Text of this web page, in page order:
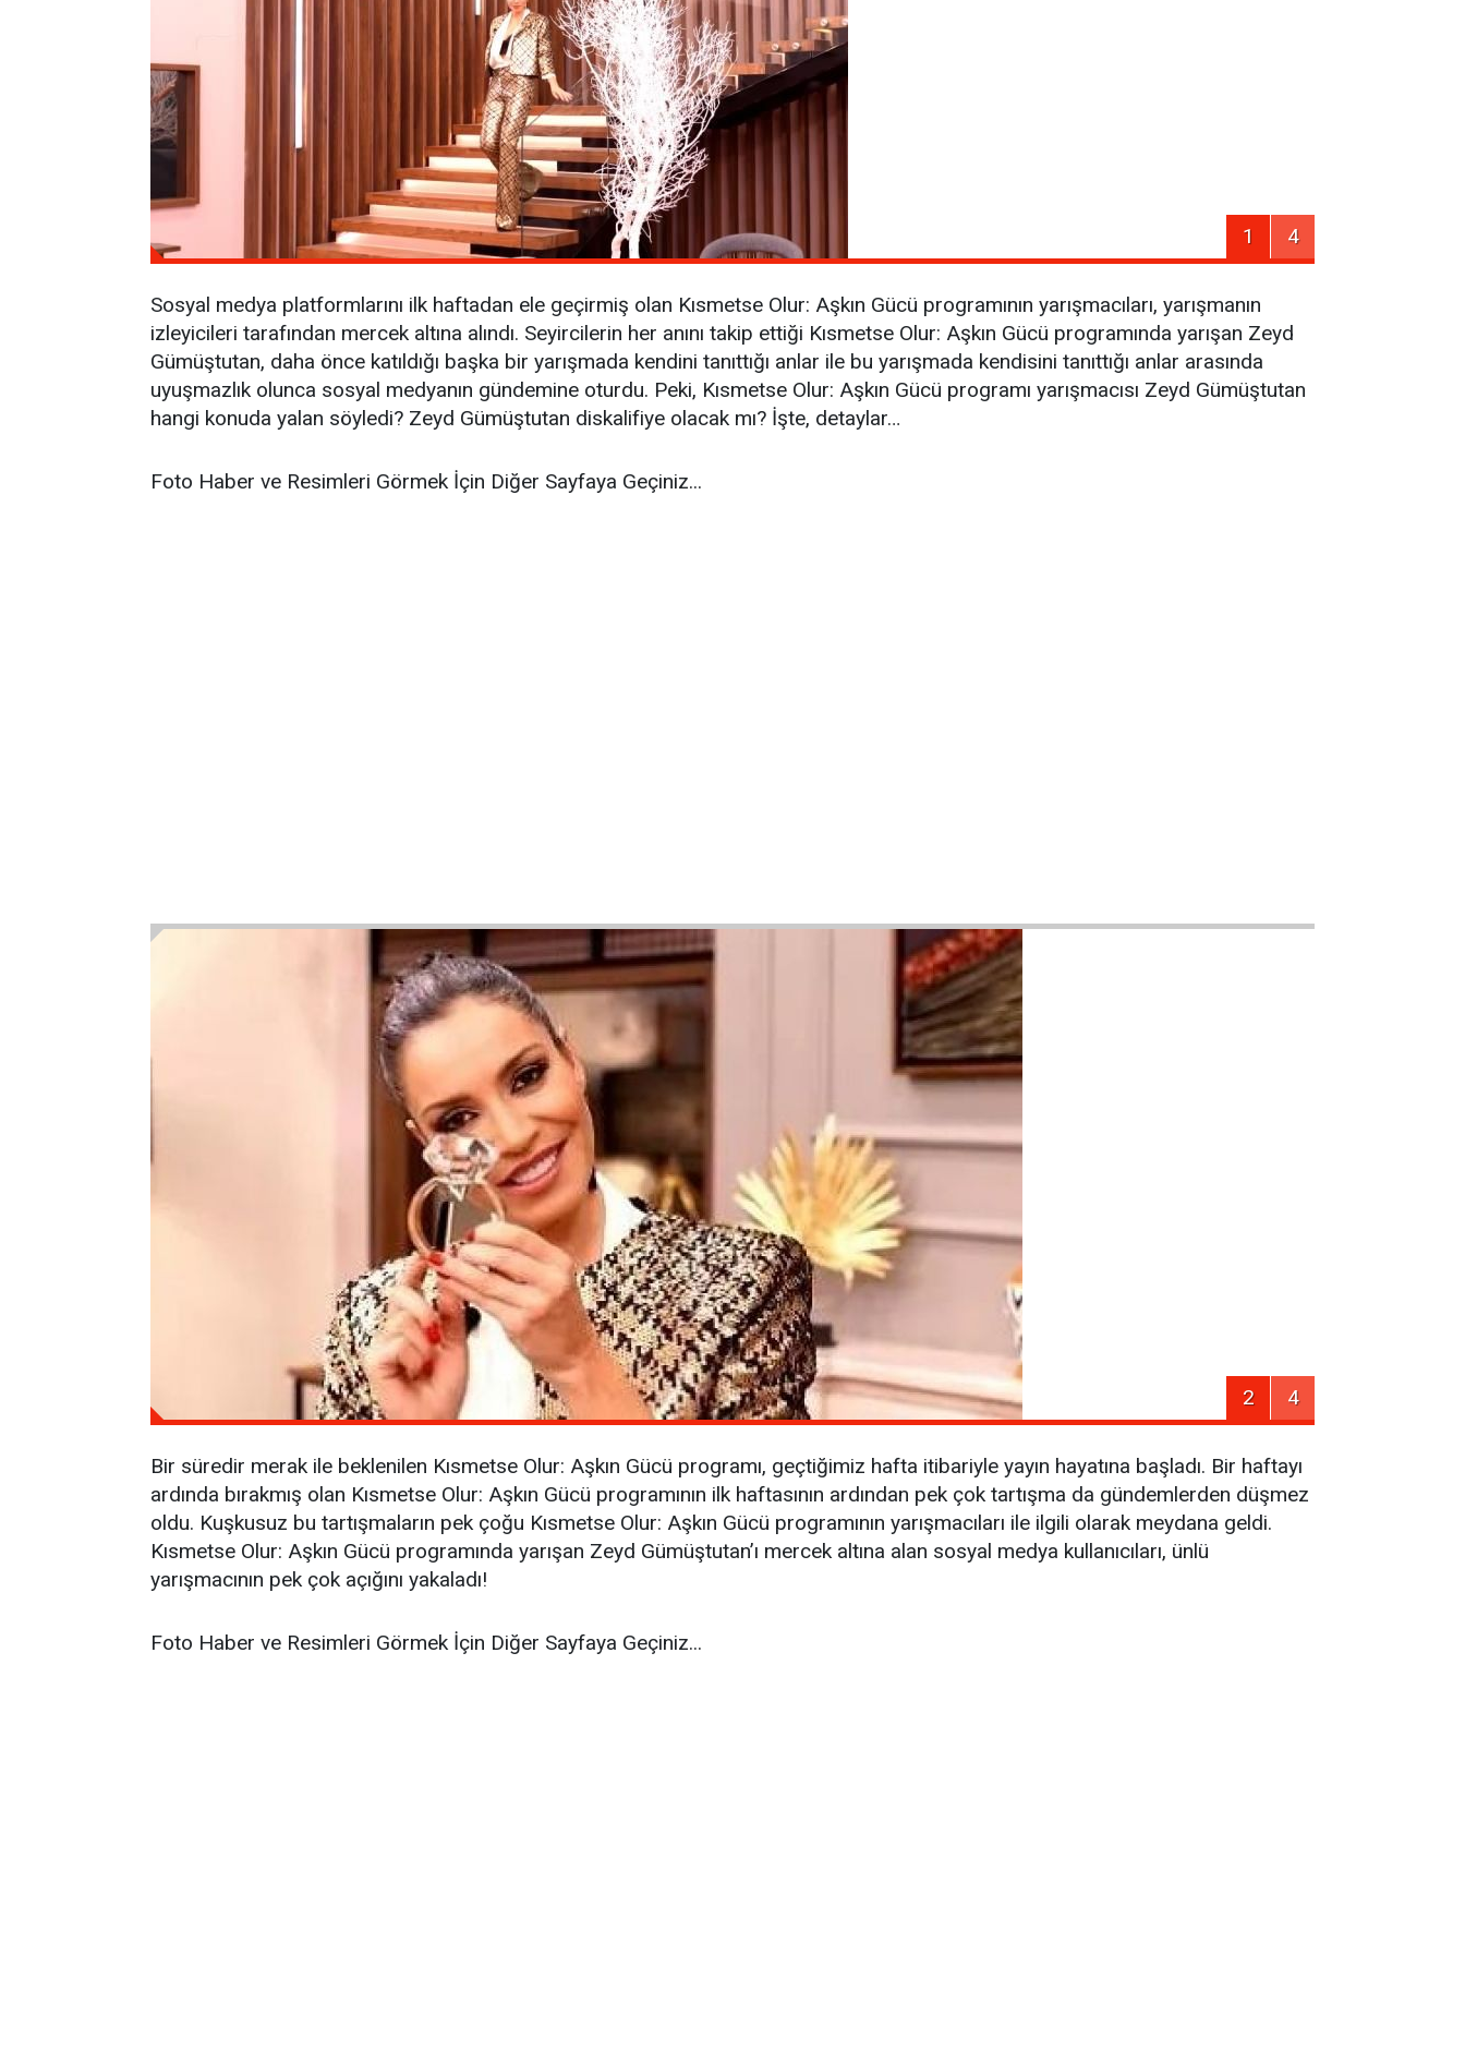
1 4
Sosyal medya platformlarını ilk haftadan ele geçirmiş olan Kısmetse Olur: Aşkın Gücü programının yarışmacıları, yarışmanın
izleyicileri tarafından mercek altına alındı. Seyircilerin her anını takip ettiği Kısmetse Olur: Aşkın Gücü programında yarışan Zeyd
Gümüştutan, daha önce katıldığı başka bir yarışmada kendini tanıttığı anlar ile bu yarışmada kendisini tanıttığı anlar arasında
uyuşmazlık olunca sosyal medyanın gündemine oturdu. Peki, Kısmetse Olur: Aşkın Gücü programı yarışmacısı Zeyd Gümüştutan
hangi konuda yalan söyledi? Zeyd Gümüştutan diskalifiye olacak mı? İşte, detaylar…
Foto Haber ve Resimleri Görmek İçin Diğer Sayfaya Geçiniz...
2 4
Bir süredir merak ile beklenilen Kısmetse Olur: Aşkın Gücü programı, geçtiğimiz hafta itibariyle yayın hayatına başladı. Bir haftayı
ardında bırakmış olan Kısmetse Olur: Aşkın Gücü programının ilk haftasının ardından pek çok tartışma da gündemlerden düşmez
oldu. Kuşkusuz bu tartışmaların pek çoğu Kısmetse Olur: Aşkın Gücü programının yarışmacıları ile ilgili olarak meydana geldi.
Kısmetse Olur: Aşkın Gücü programında yarışan Zeyd Gümüştutan’ı mercek altına alan sosyal medya kullanıcıları, ünlü
yarışmacının pek çok açığını yakaladı!
Foto Haber ve Resimleri Görmek İçin Diğer Sayfaya Geçiniz...